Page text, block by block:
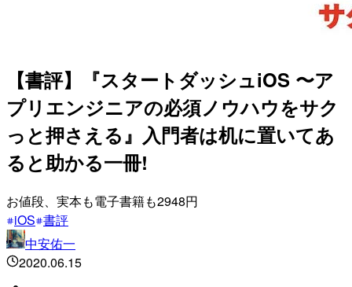
【書評】『スタートダッシュiOS 〜ア
プリエンジニアの必須ノウハウをサク
っと押さえる』入門者は机に置いてあ
ると助かる一冊!
お値段、実本も電子書籍も2948円
iOS 書評
中安佑一
2020.06.15